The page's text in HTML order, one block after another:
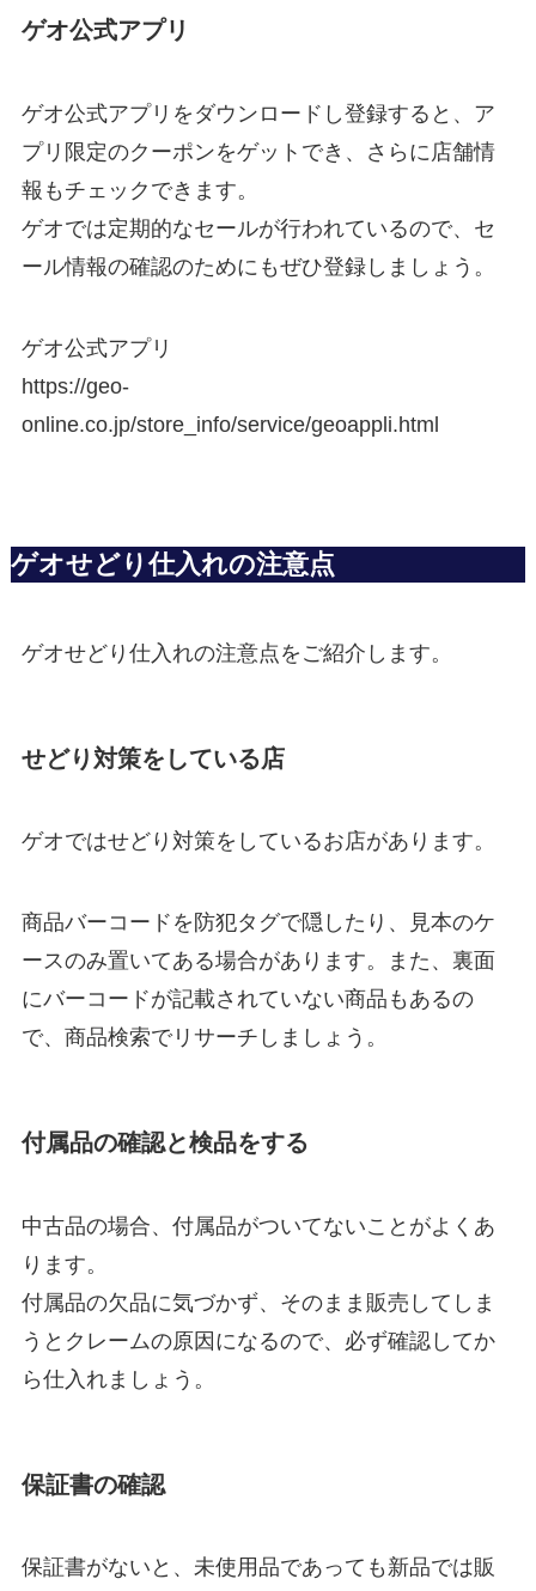
ゲオ公式アプリ
ゲオ公式アプリをダウンロードし登録すると、ア
プリ限定のクーポンをゲットでき、さらに店舗情
報もチェックできます。
ゲオでは定期的なセールが行われているので、セ
ール情報の確認のためにもぜひ登録しましょう。
ゲオ公式アプリ
https://geo-
online.co.jp/store_info/service/geoappli.html
ゲオせどり仕入れの注意点
ゲオせどり仕入れの注意点をご紹介します。
せどり対策をしている店
ゲオではせどり対策をしているお店があります。
商品バーコードを防犯タグで隠したり、見本のケ
ースのみ置いてある場合があります。また、裏面
にバーコードが記載されていない商品もあるの
で、商品検索でリサーチしましょう。
付属品の確認と検品をする
中古品の場合、付属品がついてないことがよくあ
ります。
付属品の欠品に気づかず、そのまま販売してしま
うとクレームの原因になるので、必ず確認してか
ら仕入れましょう。
保証書の確認
保証書がないと、未使用品であっても新品では販